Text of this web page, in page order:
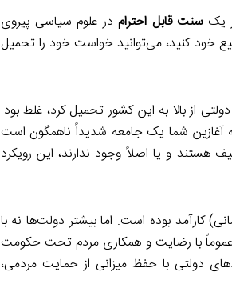
یکسنت قابل احترامدر علوم سیاسی پیروی
خود کنید، می‌توانید خواست خود را تحمیل
از بالا به این کشور تحمیل کرد، غلط بود.
که نقطه آغازین شما یک جامعه شدیداً ناهمگون است
و یا اصلاً وجود ندارند، این رویکرد
کارآمد بوده است. اما بیشتر دولت‌ها نه با
با رضایت و همکاری مردم تحت حکومت
دولتی با حفظ میزانی از حمایت مردمی،